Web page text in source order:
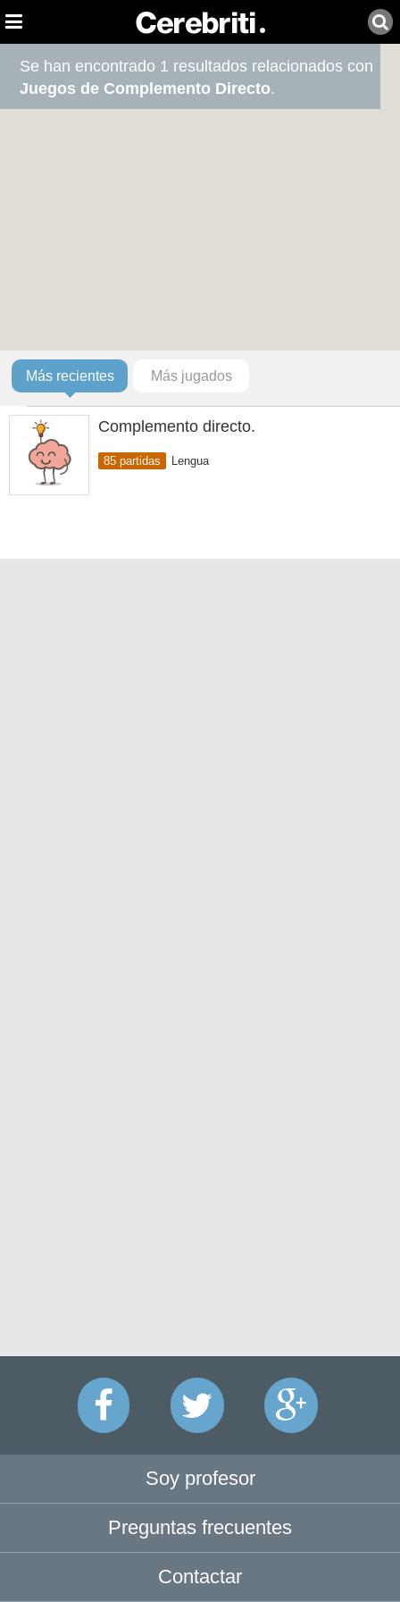
Se han encontrado 1 resultados relacionados con
Juegos de Complemento Directo.
Más recientes Más jugados
Complemento directo.
85 partidas Lengua
Soy profesor
Preguntas frecuentes
Contactar